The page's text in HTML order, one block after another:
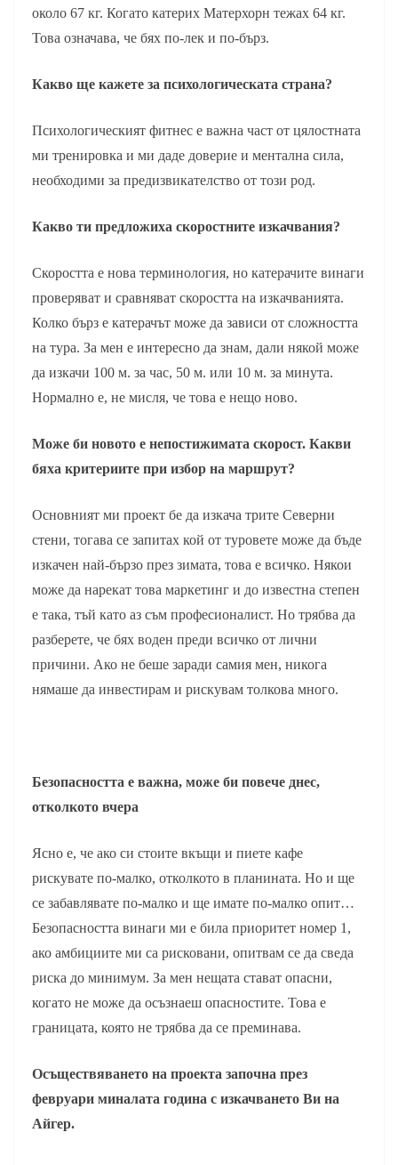
около 67 кг. Когато катерих Матерхорн тежах 64 кг.
Това означава, че бях по-лек и по-бърз.
Какво ще кажете за психологическата страна?
Психологическият фитнес е важна част от цялостната
ми тренировка и ми даде доверие и ментална сила,
необходими за предизвикателство от този род.
Какво ти предложиха скоростните изкачвания?
Скоростта е нова терминология, но катерачите винаги
проверяват и сравняват скоростта на изкачванията.
Колко бърз е катерачът може да зависи от сложността
на тура. За мен е интересно да знам, дали някой може
да изкачи 100 м. за час, 50 м. или 10 м. за минута.
Нормално е, не мисля, че това е нещо ново.
Може би новото е непостижимата скорост. Какви
бяха критериите при избор на маршрут?
Основният ми проект бе да изкача трите Северни
стени, тогава се запитах кой от туровете може да бъде
изкачен най-бързо през зимата, това е всичко. Някои
може да нарекат това маркетинг и до известна степен
е така, тъй като аз съм професионалист. Но трябва да
разберете, че бях воден преди всичко от лични
причини. Ако не беше заради самия мен, никога
нямаше да инвестирам и рискувам толкова много.
Безопасността е важна, може би повече днес,
отколкото вчера
Ясно е, че ако си стоите вкъщи и пиете кафе
рискувате по-малко, отколкото в планината. Но и ще
се забавлявате по-малко и ще имате по-малко опит…
Безопасността винаги ми е била приоритет номер 1,
ако амбициите ми са рисковани, опитвам се да сведа
риска до минимум. За мен нещата стават опасни,
когато не може да осъзнаеш опасностите. Това е
границата, която не трябва да се преминава.
Осъществяването на проекта започна през
февруари миналата година с изкачването Ви на
Айгер.